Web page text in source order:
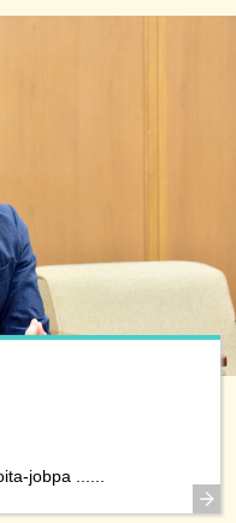
jobpa ......